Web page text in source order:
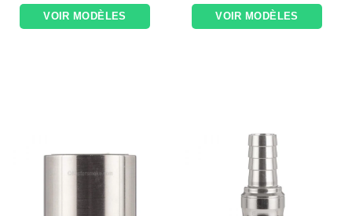
VOIR MODÈLES VOIR MODÈLES
Appliquer les filtres